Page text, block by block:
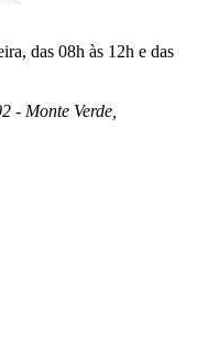
das 08h às 12h e das
- Monte Verde,